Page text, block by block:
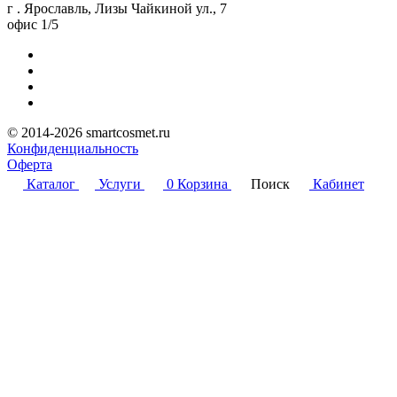
г . Ярославль, Лизы Чайкиной ул., 7
офис 1/5
© 2014-2026 smartcosmet.ru
Конфиденциальность
Оферта
Каталог
Услуги 0 Корзина Поиск Кабинет